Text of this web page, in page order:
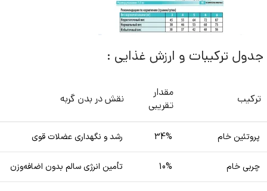
جدول ترکیبات و ارزش غذایی :
ترکیب
مقدار
تقریبی
نقش در بدن گربه
پروتئین خام 34% رشد و نگهداری عضلات قوی
چربی خام 10% تأمین انرژی سالم بدون اضافه‌وزن